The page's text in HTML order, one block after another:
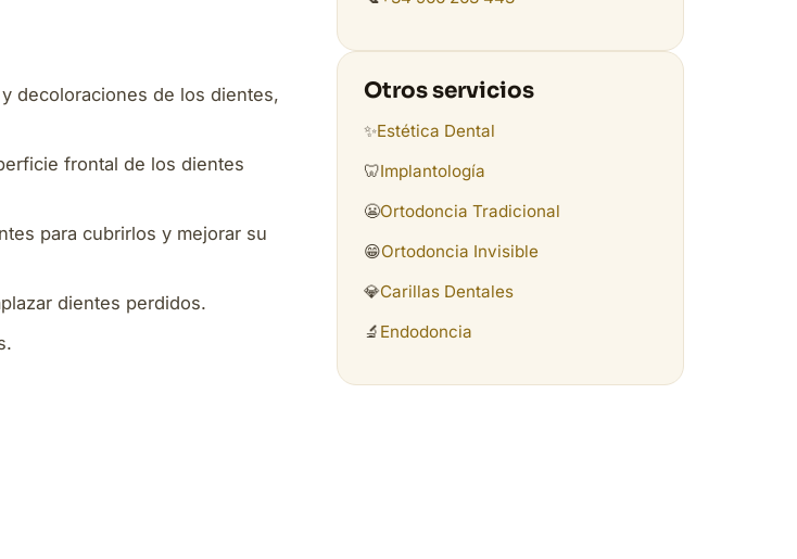
decoloraciones de los dientes,
frontal de los dientes
para cubrirlos y mejorar su
dientes perdidos.
Otros servicios
✨Estética Dental
🦷Implantología
😬Ortodoncia Tradicional
😁Ortodoncia Invisible
💎Carillas Dentales
🔬 Endodoncia